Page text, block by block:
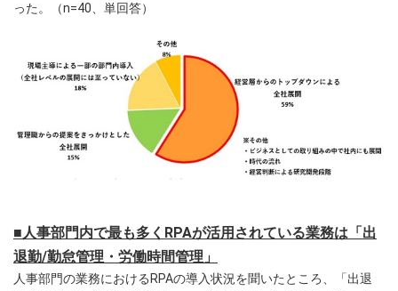
った。（n=40、単回答）
■人事部門内で最も多くRPAが活用されている業務は「出
退勤/勤怠管理・労働時間管理」
人事部門の業務におけるRPAの導入状況を聞いたところ、「出退